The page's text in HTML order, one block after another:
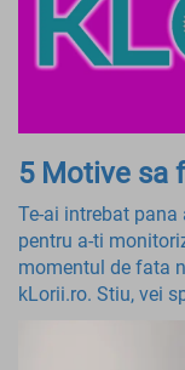
5 Motive sa
Te-ai intrebat
pentru a-ti
momentul de fata
kLorii.ro. Stiu, vei